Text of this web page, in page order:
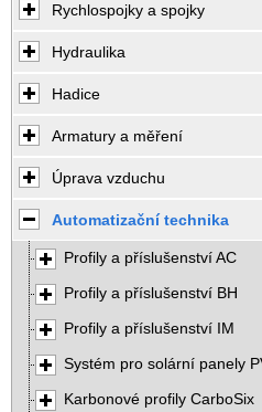
Rychlospojky a spojky
Hydraulika
Hadice
Armatury a měření
Úprava vzduchu
Automatizační technika
Profily a příslušenství AC
Profily a příslušenství BH
Profily a příslušenství IM
Systém pro solární panely
Karbonové profily CarboSix